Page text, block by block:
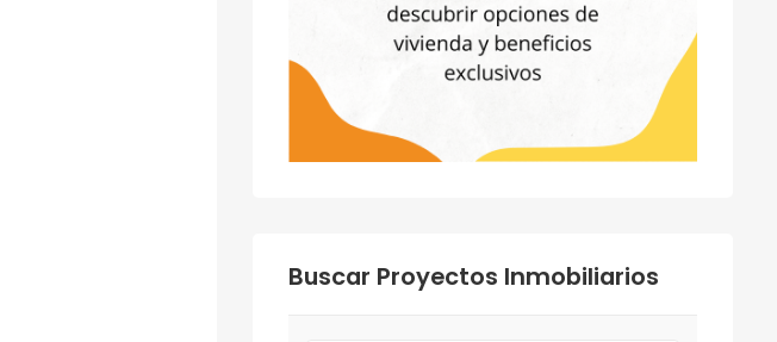
Buscar Proyectos Inmobiliarios